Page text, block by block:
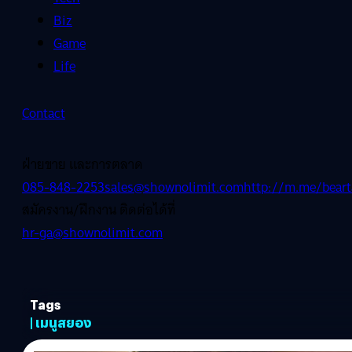
Biz
Game
Life
Contact
ฝ่ายขาย และการตลาด
085-848-2253sales@shownolimit.comhttp://m.me/
สมัครงาน/ฝึกงาน ติดต่อได้ที่
hr-ga@shownolimit.com
Tags
| เมนูสยอง